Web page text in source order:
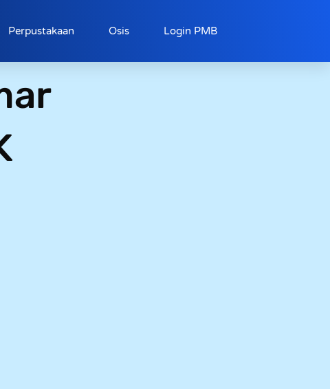
Perpustakaan Osis Login PMB